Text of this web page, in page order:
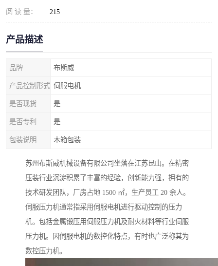
阅 读 量： 215
产品描述
品牌 布斯威
产品控制形式 伺服电机
是否现货 是
是否专利 是
包装说明 木箱包装
苏州布斯威机械设备有限公司坐落在江苏昆山。在精密
压装行业沉淀积累了丰富的经验，创新能力强，拥有的
技术研发团队，厂房占地 1500 ㎡，生产员工 20 余人。
伺服压力机通常指采用伺服电机进行驱动控制的压力
机。包括金属锻压用伺服压力机及耐火材料等行业伺服
压力机。因伺服电机的数控化特点，有时也广泛称其为
数控压力机。